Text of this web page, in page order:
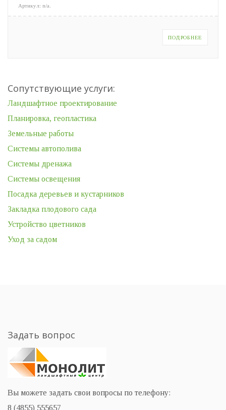
Артикул: n/a
ПОДРОБНЕЕ
Сопутствующие услуги:
Ландшафтное проектирование
Планировка, геопластика
Земельные работы
Системы автополива
Системы дренажа
Системы освещения
Посадка деревьев и кустарников
Закладка плодового сада
Устройство цветников
Уход за садом
Задать вопрос
Вы можете задать свои вопросы по телефону:
8 (4855) 555657